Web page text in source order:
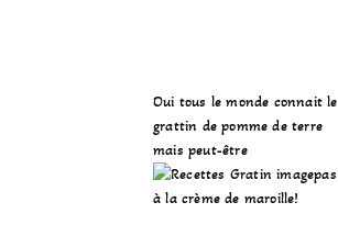
Oui tous le monde connait le
grattin de pomme de terre
mais peut-être
pas
à la crème de maroille!